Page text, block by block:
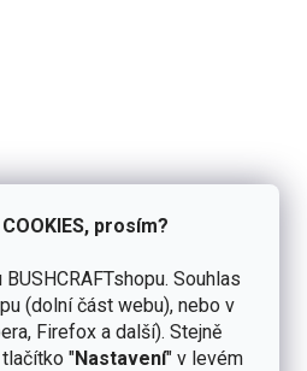
prosím?
Souhlas
(dolní část webu), nebo v
Firefox a další). Stejně
"Nastavení" v levém
jako nedílná
líh a vařič dnes